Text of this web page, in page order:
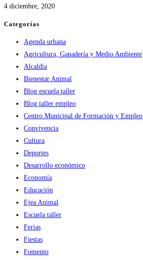
4 diciembre, 2020
Categorías
Agenda urbana
Agricultura, Ganadería y Medio Ambiente
Alcaldía
Bienestar Animal
Blog escuela taller
Blog taller empleo
Centro Municipal de Formación y Empleo
Convivencia
Cultura
Deportes
Desarrollo económico
Economía
Educación
Ejea Animal
Escuela taller
Ferias
Fiestas
Fomento